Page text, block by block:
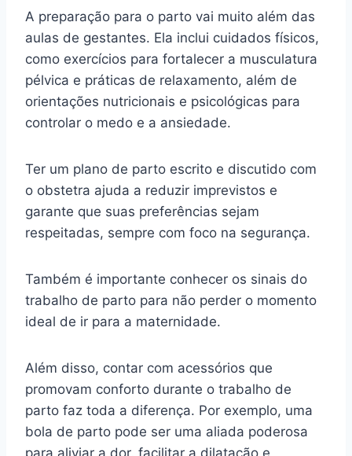
A preparação para o parto vai muito além das
aulas de gestantes. Ela inclui cuidados físicos,
como exercícios para fortalecer a musculatura
pélvica e práticas de relaxamento, além de
orientações nutricionais e psicológicas para
controlar o medo e a ansiedade.
Ter um plano de parto escrito e discutido com
o obstetra ajuda a reduzir imprevistos e
garante que suas preferências sejam
respeitadas, sempre com foco na segurança.
Também é importante conhecer os sinais do
trabalho de parto para não perder o momento
ideal de ir para a maternidade.
Além disso, contar com acessórios que
promovam conforto durante o trabalho de
parto faz toda a diferença. Por exemplo, uma
bola de parto pode ser uma aliada poderosa
para aliviar a dor, facilitar a dilatação e